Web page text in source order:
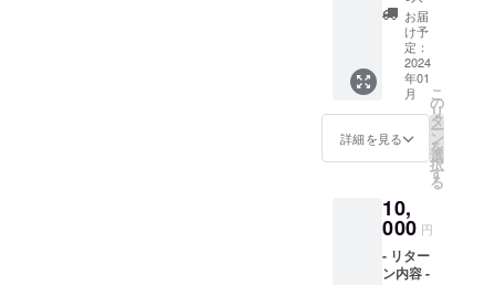
京都渋
谷区付
近を予
定して
いま
す。
招待 ・
限定
【オリ
ジナルT
シャ
ツ】白
又は黒
グレー
1枚 ・
オリジ
テッ
カー ・
お礼の
メッ
セージ -
お届
け予
定：
2024
年01
月
詳細を見る
こ
の
リ
タ
ー
ン
を
選
択
す
る
10,
000 円
- リター
ン内容 -